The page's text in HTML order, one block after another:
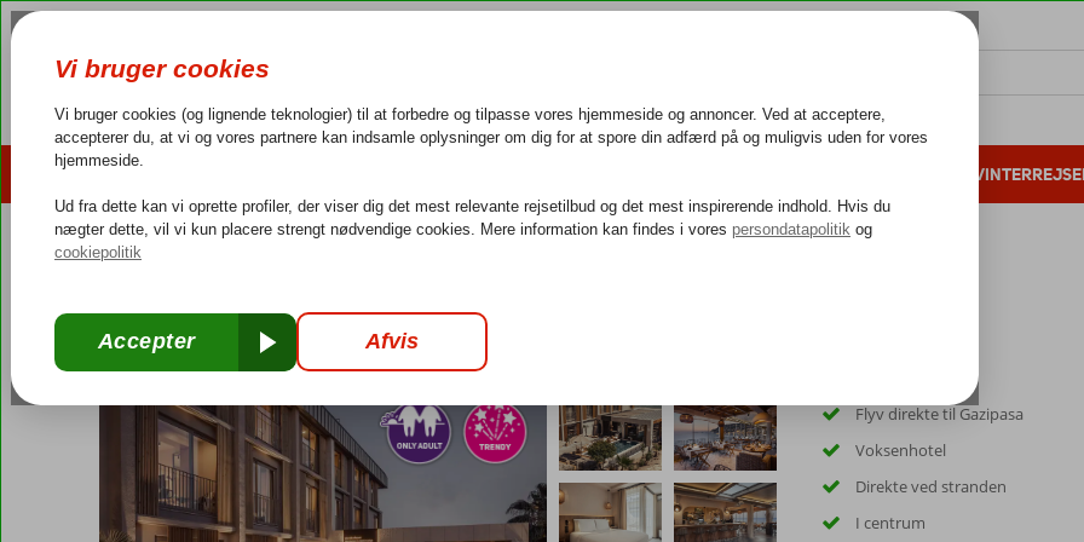
4,3/5 på Trustpilot Dansk guideservice 40.000 danske gæster i 2025 25 års erfaring
En Vie Sun Beach Hotel
Morgenmad-Hotel
Flyv direkte til Gazipasa
Voksenhotel
Direkte ved stranden
I centrum